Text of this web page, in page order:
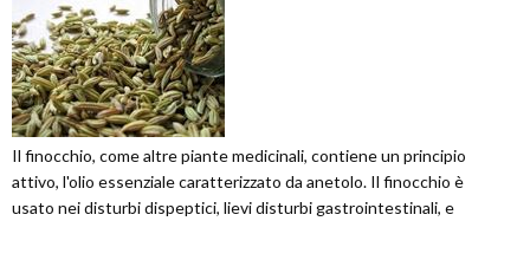
Il finocchio, come altre piante medicinali, contiene un principio
attivo, l'olio essenziale caratterizzato da anetolo. Il finocchio è
usato nei disturbi dispeptici, lievi disturbi gastrointestinali, e